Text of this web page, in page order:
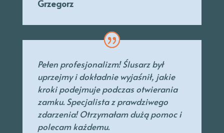
Grzegorz
Pełen profesjonalizm! Ślusarz był
uprzejmyi dokładnie wyjaśnił, jakie
kroki podejmuje podczas otwierania
zamku. Specjalistaz prawdziwego
zdarzenia! Otrzymałam dużą pomoc i
polecam każdemu.